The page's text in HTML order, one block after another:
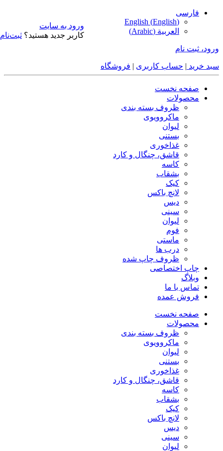
فارسی
English (English)
العربية (
Arabic
)
ورود، ثبت نام
سبد خرید | حساب کاربری | فروشگاه
صفحه نخست
محصولات
ظروف بسته بندی
ماکروویوی
لیوان
بستنی
غذاخوری
قاشق، چنگال و کارد
کاسه
بشقاب
کیک
لانچ باکس
دیس
سینی
لیوان
فوم
ماستی
درب ها
ظروف چاپ شده
چاپ اختصاصی
وبلاگ
تماس با ما
فروش عمده
صفحه نخست
محصولات
ظروف بسته بندی
ماکروویوی
لیوان
بستنی
غذاخوری
قاشق، چنگال و کارد
کاسه
بشقاب
کیک
لانچ باکس
دیس
سینی
لیوان
ورود به سایت
کاربر جدید هستید؟ ثبت‌نام